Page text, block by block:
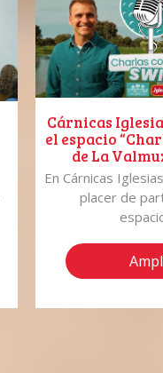
Cárnicas
el espacio
de La
recorrido por
en el
En Cárnicas
placer de